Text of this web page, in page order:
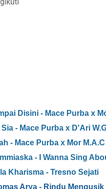
Disini - Mace Purba x
- Mace Purba x D'Ari
- Mace Purba x Mor M.A.C
- I Wanna Sing
Kharisma - Tresno Sejati
Arya - Rindu